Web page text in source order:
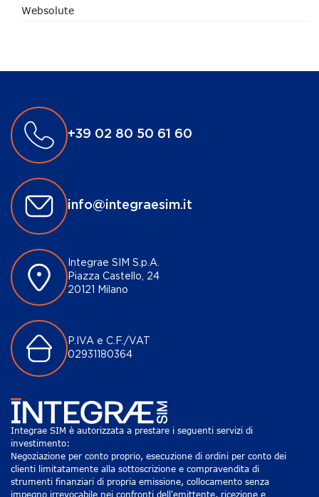
Websolute
+39 02 80 50 61 60
info@integraesim.it
Integrae SIM S.p.A.
Piazza Castello, 24
20121 Milano
P.IVA e C.F./VAT
02931180364
Integrae SIM è autorizzata a prestare i seguenti servizi di
investimento:
Negoziazione per conto proprio, esecuzione di ordini per conto dei
clienti limitatamente alla sottoscrizione e compravendita di
strumenti finanziari di propria emissione, collocamento senza
impegno irrevocabile nei confronti dell'emittente, ricezione e